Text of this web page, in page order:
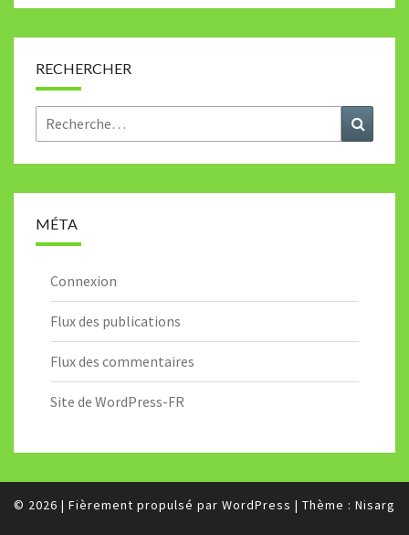
RECHERCHER
Rechercher :
MÉTA
Connexion
Flux des publications
Flux des commentaires
Site de WordPress-FR
© 2026 | Fièrement propulsé par WordPress | Thème : Nisarg